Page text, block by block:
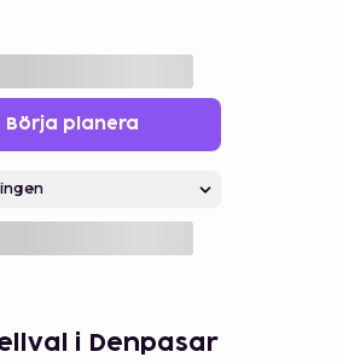
Börja planera
i Denpasar